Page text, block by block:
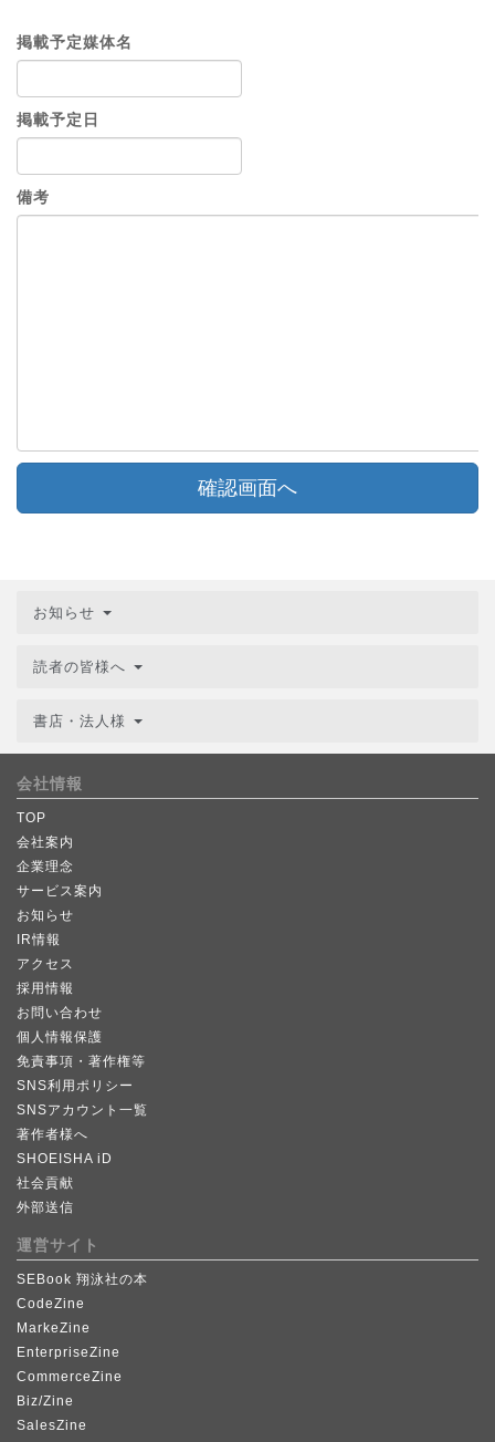
掲載予定媒体名
掲載予定日
備考
確認画面へ
お知らせ
読者の皆様へ
書店・法人様
会社情報
TOP
会社案内
企業理念
サービス案内
お知らせ
IR情報
アクセス
採用情報
お問い合わせ
個人情報保護
免責事項・著作権等
SNS利用ポリシー
SNSアカウント一覧
著作者様へ
SHOEISHA iD
社会貢献
外部送信
運営サイト
SEBook 翔泳社の本
CodeZine
MarkeZine
EnterpriseZine
CommerceZine
Biz/Zine
SalesZine